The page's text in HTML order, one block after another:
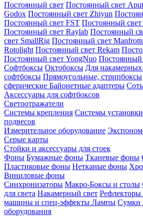
Постоянный свет Постоянный свет
Godox Постоянный свет Zhiyun
Постоянный свет FST Постоянный свет
Постоянный свет Raylab Постоянный
свет SmallRig Постоянный свет
Rotolight Постоянный свет Rekam
Постоянный свет YongNuo Постоянный
Софтбоксы Октобоксы Для
софтбоксы Прямоугольные, стрипбоксы
сферические Байонетныe адаптеры
Аксессуары для софтбоксов
Светоотражатели
Системы крепления Системы
подвесов
Измерительное оборудование
Серые карты
Стойки и аксессуары для стоек
Фоны Бумажные фоны Тканевые фоны
Пластиковые фоны Нетканые фоны
Виниловые фоны
Синхронизаторы Макро-Боксы и столы
для света Накамерный свет Рефлекторы
машины и спец-эффекты Лампы Сумки
оборудования